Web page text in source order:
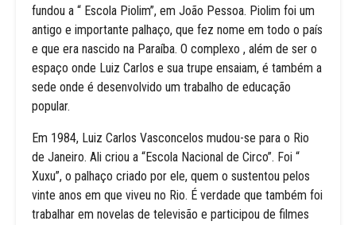
fundou a “ Escola Piolim”, em João Pessoa. Piolim foi um
antigo e importante palhaço, que fez nome em todo o país
e que era nascido na Paraíba. O complexo , além de ser o
espaço onde Luiz Carlos e sua trupe ensaiam, é também a
sede onde é desenvolvido um trabalho de educação
popular.
Em 1984, Luiz Carlos Vasconcelos mudou-se para o Rio
de Janeiro. Ali criou a “Escola Nacional de Circo”. Foi “
Xuxu”, o palhaço criado por ele, quem o sustentou pelos
vinte anos em que viveu no Rio. É verdade que também foi
trabalhar em novelas de televisão e participou de filmes